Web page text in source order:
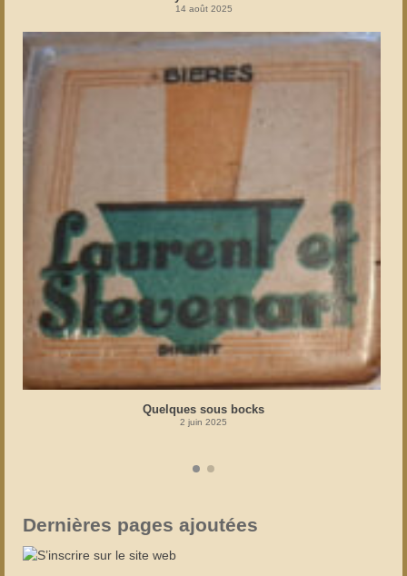
14 août 2025
Quelques sous bocks
2 juin 2025
Dernières pages ajoutées